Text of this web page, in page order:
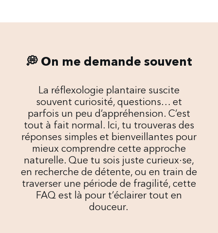
💭 On me demande souvent
La réflexologie plantaire suscite
souvent curiosité, questions… et
parfois un peu d’appréhension. C’est
tout à fait normal. Ici, tu trouveras des
réponses simples et bienveillantes pour
mieux comprendre cette approche
naturelle. Que tu sois juste curieux·se,
en recherche de détente, ou en train de
traverser une période de fragilité, cette
FAQ est là pour t’éclairer tout en
douceur.